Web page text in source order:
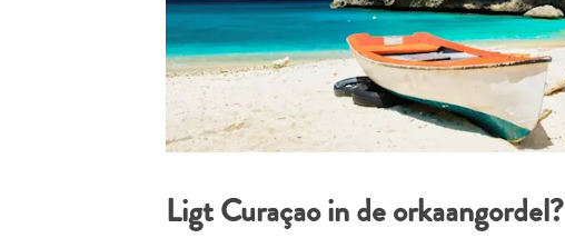
Ligt Curaçao in de orkaangordel?